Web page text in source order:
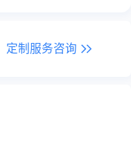
定制服务咨询